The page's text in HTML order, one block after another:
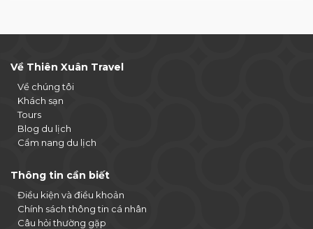
Về Thiên Xuân Travel
Về chúng tôi
Khách sạn
Tours
Blog du lịch
Cẩm nang du lịch
Thông tin cần biết
Điều kiện và điều khoản
Chính sách thông tin cá nhân
Câu hỏi thường gặp